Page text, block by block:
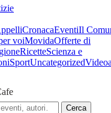
CronacaEventiIl
voiMovidaOfferte di
RicetteScienza e
SportUncategorizedVideo
Cerca